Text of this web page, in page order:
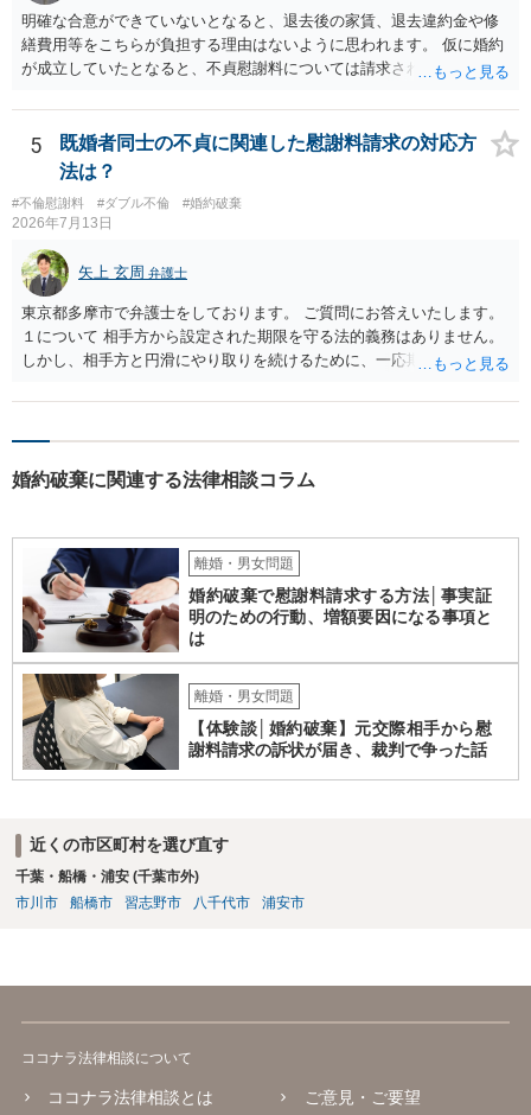
明確な合意ができていないとなると、退去後の家賃、退去違約金や修
繕費用等をこちらが負担する理由はないように思われます。 仮に婚約
が成立していたとなると、不貞慰謝料については請求される可能性が
れば早めに弁護士に相談し、弁護士から回答をさせると良いでしょ
う。
5
既婚者同士の不貞に関連した慰謝料請求の対応方
法は？
#不倫慰謝料 #ダブル不倫 #婚約破棄
2026年7月13日
矢上 玄周 弁護士
東京都多摩市で弁護士をしております。 ご質問にお答えいたします。
１について 相手方から設定された期限を守る法的義務はありません。
しかし、相手方と円滑にやり取りを続けるために、一応期限を守って
が、期限を守らないのもご不安という場合には、「弁護士に相談して
は、法的には別の議論ではありますが、事実上の繋がりがないわけで
負担割合が高くなり、婚約破棄の慰謝料も払う必要が生じるという可
能性もないわけではありません。 ただし、法律上重婚は認められてい
ないので、既婚者同士の婚約が成立するかといわれると、成立しない
と判断される可能性の方が高いと思われます。 ３について 和解をする
際には、清算条項という定めを設けることがほとんどです。 清算条項
を定めることによって、「これをもってお互いに今後一切請求しな
い」ことを双方が誓約することになります。 上記はあくまでも一般論
としての回答となります。 詳細なご事情をお伺いすればより適切な回
答ができるかと存じます。 弁護士に相談すべき事案かと存じますの
で、お早めにご相談されることをお勧めいたします。
婚約破棄に関連する法律相談コラム
離婚・男女問題
婚約破棄で慰謝料請求する方法│事実証
明のための行動、増額要因になる事項と
は
離婚・男女問題
【体験談│婚約破棄】元交際相手から慰
謝料請求の訴状が届き、裁判で争った話
近くの市区町村を選び直す
千葉・船橋・浦安 (千葉市外)
市川市
船橋市 習志野市 八千代市 浦安市
ココナラ法律相談について
ココナラ法律相談とは ご意見・ご要望